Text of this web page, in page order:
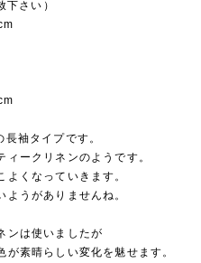
さい）
袖タイプです。
ィークリネンのようです。
くなっていきます。
うがありませんね。
ンは使いましたが
素晴らしい変化を魅せます。